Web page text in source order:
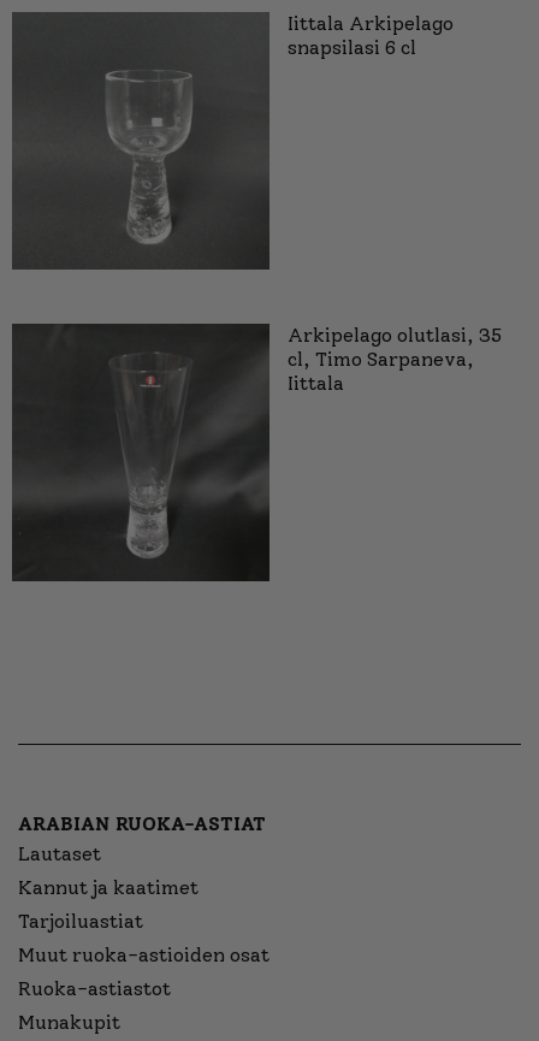
Iittala Arkipelago
snapsilasi 6 cl
Arkipelago olutlasi, 35
cl, Timo Sarpaneva,
Iittala
ARABIAN RUOKA-ASTIAT
Lautaset
Kannut ja kaatimet
Tarjoiluastiat
Muut ruoka-astioiden osat
Ruoka-astiastot
Munakupit